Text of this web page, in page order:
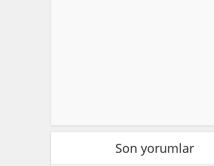
Son yorumlar